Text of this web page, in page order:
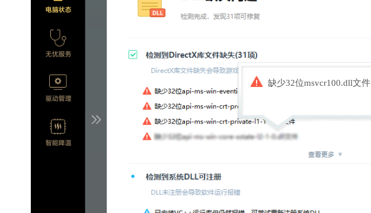
缺少32位msvcr100.dll文件